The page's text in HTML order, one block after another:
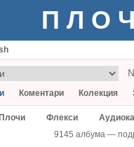
Коментари Колекция
Плочи Флекси
9145 албума —